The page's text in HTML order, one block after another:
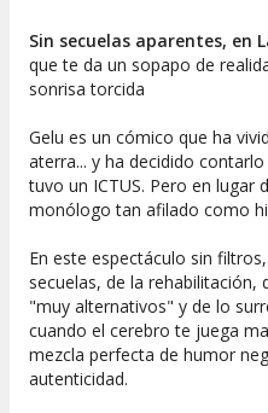
Sin secuelas aparentes, en
que te da un sopapo de
sonrisa torcida
Gelu es un cómico que ha
aterra... y ha decidido
tuvo un ICTUS. Pero en lugar
monólogo tan afilado como
En este espectáculo sin
secuelas, de la
"muy alternativos" y de lo
cuando el cerebro te juega
mezcla perfecta de humor
autenticidad.